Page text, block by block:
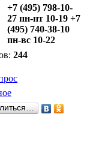
+7 (495) 798-10-
27 пн-пт 10-19 +7
(495) 740-38-10
пн-вс 10-22
244